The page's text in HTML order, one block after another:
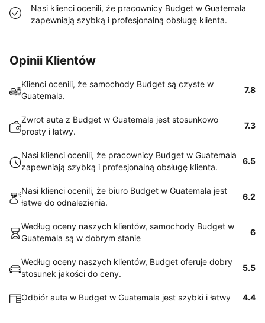
Nasi klienci ocenili, że pracownicy Budget w Guatemala
zapewniają szybką i profesjonalną obsługę klienta.
Opinii Klientów
Klienci ocenili, że samochody Budget są czyste w
Guatemala.
7.8
Zwrot auta z Budget w Guatemala jest stosunkowo
prosty i łatwy.
7.3
Nasi klienci ocenili, że pracownicy Budget w Guatemala
zapewniają szybką i profesjonalną obsługę klienta.
6.5
Nasi klienci ocenili, że biuro Budget w Guatemala jest
łatwe do odnalezienia.
6.2
Według oceny naszych klientów, samochody Budget w
Guatemala są w dobrym stanie
6
Według oceny naszych klientów, Budget oferuje dobry
stosunek jakości do ceny.
5.5
Odbiór auta w Budget w Guatemala jest szybki i łatwy 4.4